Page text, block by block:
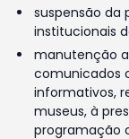
suspensão da
institucionais
manutenção
comunicados
informativos,
museus, à
programação